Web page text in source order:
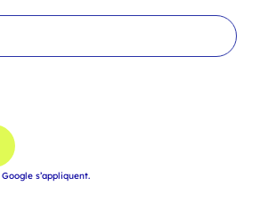
s’appliquent.